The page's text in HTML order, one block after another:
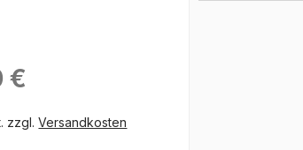
€
zzgl.Versandkosten